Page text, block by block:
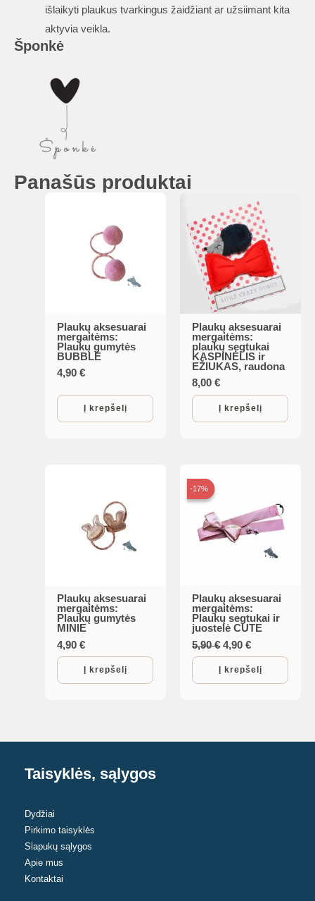
išlaikyti plaukus tvarkingus žaidžiant ar užsiimant kita
aktyvia veikla.
Šponkė
Panašūs produktai
Plaukų aksesuarai
mergaitėms:
Plaukų gumytės
BUBBLE
4,90€
Į krepšelį
Plaukų aksesuarai
mergaitėms:
plaukų segtukai
KASPINĖLIS ir
EŽIUKAS, raudona
8,00€
Į krepšelį
Plaukų aksesuarai
mergaitėms:
Plaukų gumytės
MINIE
4,90€
Į krepšelį
-17%
-17%
Plaukų aksesuarai
mergaitėms:
Plaukų segtukai ir
juostelė CUTE
5,90€ Original
price
was:
5,90 €.
4,90€Current
price
is:
4,90 €.
Į krepšelį
Taisyklės, sąlygos
Dydžiai
Pirkimo taisyklės
Slapukų sąlygos
Apie mus
Kontaktai